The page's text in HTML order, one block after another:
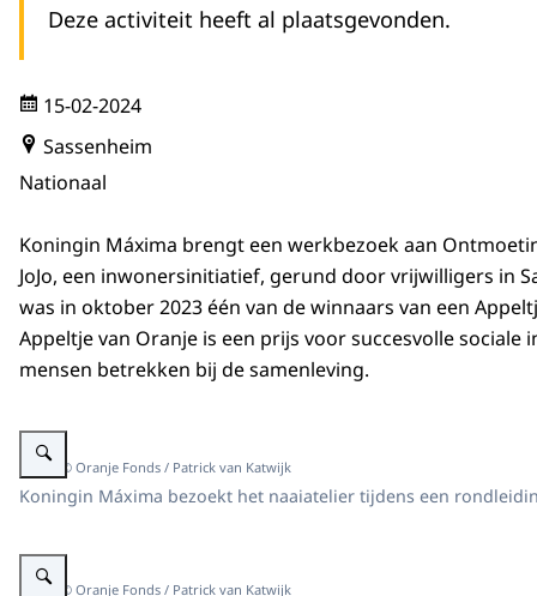
Deze activiteit heeft al plaatsgevonden.
15-02-2024
Sassenheim
Nationaal
Koningin Máxima brengt een werkbezoek aan
JoJo, een inwonersinitiatief, gerund door vrijwilligers in
was in oktober 2023 één van de winnaars van een
Appeltje van Oranje is een prijs voor succesvolle sociale
mensen betrekken bij de samenleving.
Vergroot afbeelding Koningin Máxima bezoekt Ontmoetingswerkplaats De
Beeld: © Oranje Fonds / Patrick van Katwijk
Koningin Máxima bezoekt het naaiatelier tijdens een
Vergroot afbeelding Koningin Máxima bezoekt Ontmoetingswerkplaats De
Beeld: © Oranje Fonds / Patrick van Katwijk